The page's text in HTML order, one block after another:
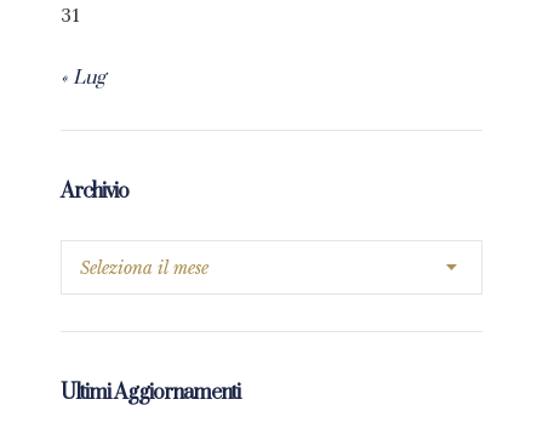
31
« Lug
Archivio
Ultimi Aggiornamenti